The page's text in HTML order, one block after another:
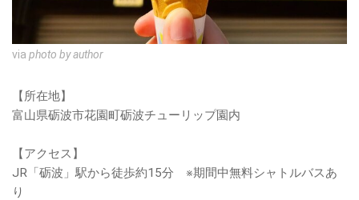
via photo by author
【所在地】
富山県砺波市花園町砺波チューリップ園内
【アクセス】
JR「砺波」駅から徒歩約15分 ※期間中無料シャトルバスあ
り